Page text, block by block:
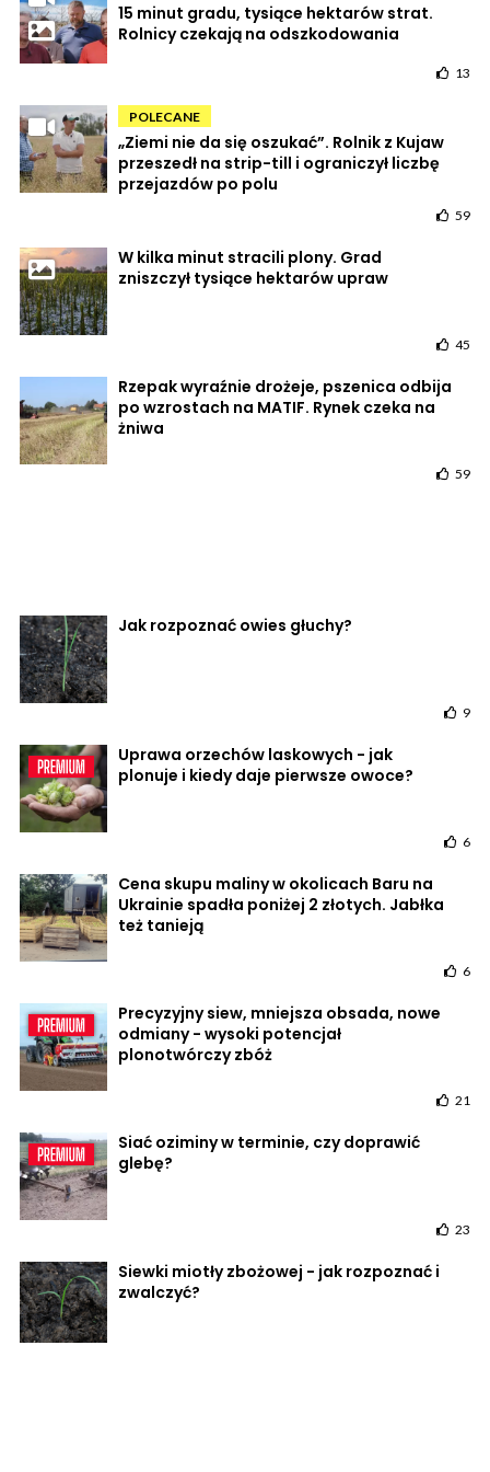
15 minut gradu, tysiące hektarów strat.
Rolnicy czekają na odszkodowania
13
POLECANE
„Ziemi nie da się oszukać”. Rolnik z Kujaw
przeszedł na strip-till i ograniczył liczbę
przejazdów po polu
59
W kilka minut stracili plony. Grad
zniszczył tysiące hektarów upraw
45
Rzepak wyraźnie drożeje, pszenica odbija
po wzrostach na MATIF. Rynek czeka na
żniwa
59
Jak rozpoznać owies głuchy?
9
Uprawa orzechów laskowych - jak
plonuje i kiedy daje pierwsze owoce?
6
Cena skupu maliny w okolicach Baru na
Ukrainie spadła poniżej 2 złotych. Jabłka
też tanieją
6
Precyzyjny siew, mniejsza obsada, nowe
odmiany - wysoki potencjał
plonotwórczy zbóż
21
Siać oziminy w terminie, czy doprawić
glebę?
23
Siewki miotły zbożowej - jak rozpoznać i
zwalczyć?